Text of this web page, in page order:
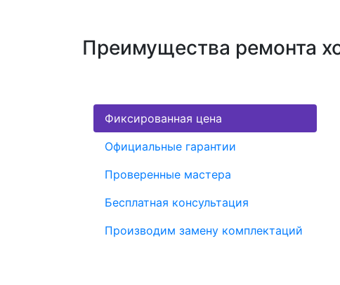
Преимущества ремонта
Фиксированная цена
Официальные гарантии
Проверенные мастера
Бесплатная консультация
Производим замену комплектаций